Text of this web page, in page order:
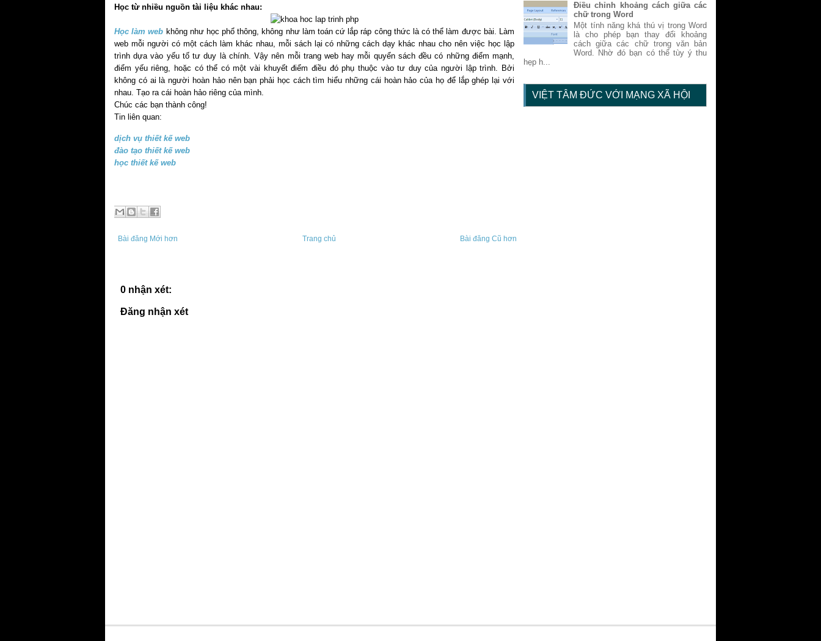
Học từ nhiều nguồn tài liệu khác nhau:
Học làm web không như học phổ thông, không như làm toán cứ lắp ráp công thức là có thể làm được bài. Làm
web mỗi người có một cách làm khác nhau, mỗi sách lại có những cách dạy khác nhau cho nên việc học lập
trình dựa vào yếu tố tư duy là chính. Vậy nên mỗi trang web hay mỗi quyển sách đều có những điểm mạnh,
điểm yếu riêng, hoặc có thể có một vài khuyết điểm điều đó phụ thuộc vào tư duy của người lập trình. Bởi
không có ai là người hoàn hảo nên bạn phải học cách tìm hiểu những cái hoàn hảo của họ để lắp ghép lại với
nhau. Tạo ra cái hoàn hảo riêng của mình.
Chúc các bạn thành công!
Tin liên quan:
dịch vụ thiết kế web
đào tạo thiết kế web
học thiết kế web
Bài đăng Mới hơn Bài đăng Cũ hơn
Trang chủ
0 nhận xét:
Đăng nhận xét
Điều chỉnh khoảng cách giữa các
chữ trong Word
Một tính năng khá thú vị trong Word
là cho phép bạn thay đổi khoảng
cách giữa các chữ trong văn bản
Word. Nhờ đó bạn có thể tùy ý thu
hẹp h...
VIỆT TÂM ĐỨC VỚI MẠNG XÃ HỘI